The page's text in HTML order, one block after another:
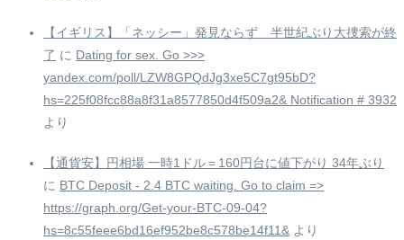
【イギリス】「ネッシー」発見ならず 半世紀ぶり大捜索が終
了 に Dating for sex. Go >>>
yandex.com/poll/LZW8GPQdJg3xe5C7gt95bD?
hs=225f08fcc88a8f31a8577850d4f509a2& Notification # 3932
より
【通貨安】円相場 一時1ドル＝160円台に値下がり 34年ぶり
に BTC Deposit - 2.4 BTC waiting. Go to claim =>
https://graph.org/Get-your-BTC-09-04?
hs=8c55feee6bd16ef952be8c578be14f11& より